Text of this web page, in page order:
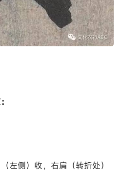
左侧）收，右肩（转折处）